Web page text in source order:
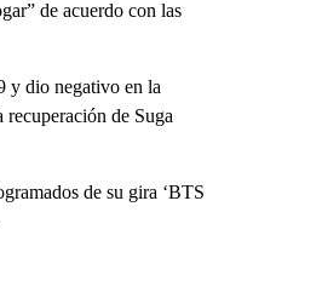
de acuerdo con las
y dio negativo en la
de Suga
de su gira ‘BTS